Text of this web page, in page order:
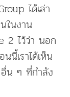
ได้เล่า
ในงาน
2 ไว้ว่า นอก
เราได้เห็น
น ๆ ที่กำลัง